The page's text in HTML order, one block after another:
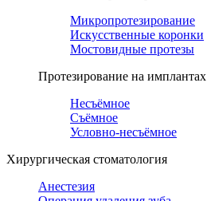
Микропротезирование
Искусственные коронки
Мостовидные протезы
Протезирование на имплантах
Несъёмное
Съёмное
Условно-несъёмное
Хирургическая стоматология
Анестезия